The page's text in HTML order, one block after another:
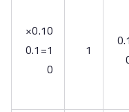
0.1
1
0.10×
1=0.1
0